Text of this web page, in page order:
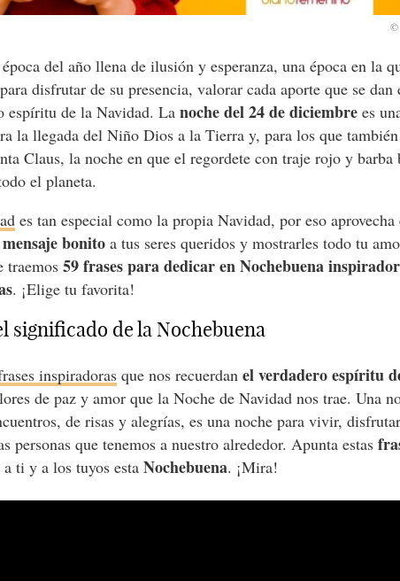
del año llena de ilusión y esperanza, una época en la
disfrutar de su presencia, valorar cada aporte que se dan
espíritu de la Navidad. Lanoche del 24 de diciembre es
la llegada del Niño Dios a la Tierra y, para los que
Claus, la noche en que el regordete con traje rojo y barba
el planeta.
es tan especial como la propia Navidad, por eso aprovecha
mensaje bonito a tus seres queridos y mostrarles todo tu
traemos59 frases para dedicar en Nochebuena
. ¡Elige tu favorita!
significado de la Nochebuena
inspiradoras que nos recuerdan el verdadero espíritu
de paz y amor que la Noche de Navidad nos trae. Una
de risas y alegrías, es una noche para vivir,
personas que tenemos a nuestro alrededor. Apunta estas
a ti y a los tuyos estaNochebuena. ¡Mira!